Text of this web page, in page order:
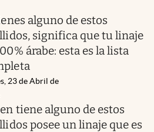
alguno de estos
significa que tu linaje
árabe: esta es la lista
23 de Abril de
tiene alguno de estos
posee un linaje que es